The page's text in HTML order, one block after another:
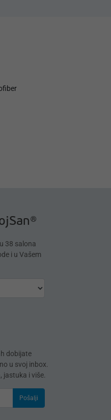
38 salona
i u Vašem
dobijate
u svoj inbox.
i više.
Pošalji